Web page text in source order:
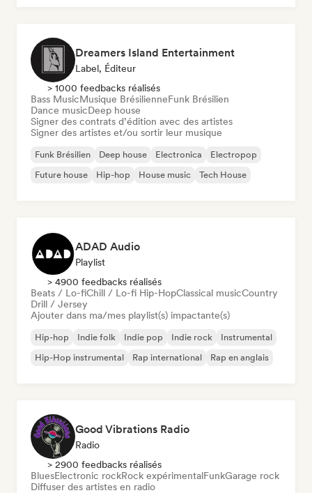
Dreamers Island Entertainment
Label, Éditeur
> 1000 feedbacks réalisés
Bass MusicMusique BrésilienneFunk Brésilien
Dance musicDeep house
Signer des contrats d’édition avec des artistes
Signer des artistes et/ou sortir leur musique
Funk Brésilien Deep house Electronica
Electropop
Future house
Hip-hop House music Tech House
ADAD Audio
Playlist
> 4900 feedbacks réalisés
Beats / Lo-fiChill / Lo-fi Hip-HopClassical musicCountry
Drill / Jersey
Ajouter dans ma/mes playlist(s) impactante(s)
Hip-hop Indie folk Indie pop Indie rock
Instrumental
Hip-Hop instrumental
Rap international Rap en anglais
Good Vibrations Radio
Radio
> 2900 feedbacks réalisés
BluesElectronic rockRock expérimentalFunkGarage rock
Diffuser des artistes en radio